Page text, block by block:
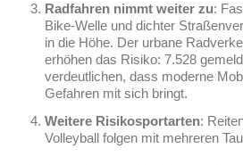
Radfahren nimmt weiter zu:
Bike-Welle und dichter
in die Höhe. Der urbane
erhöhen das Risiko: 7.528
verdeutlichen, dass moderne
Gefahren mit sich bringt.
Weitere Risikosportarten:
Volleyball folgen mit mehreren